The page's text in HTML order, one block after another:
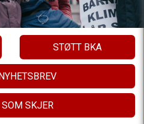
STØTT BKA
SOM SKJER